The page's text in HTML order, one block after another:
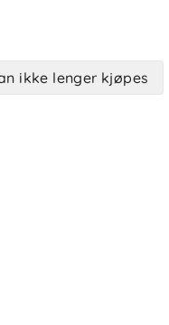
ikke lenger kjøpes